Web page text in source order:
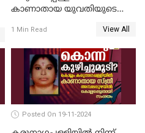
കാണാതായ യുവതിയുടെ
1 Min Read View All
Posted On 19-11-2024